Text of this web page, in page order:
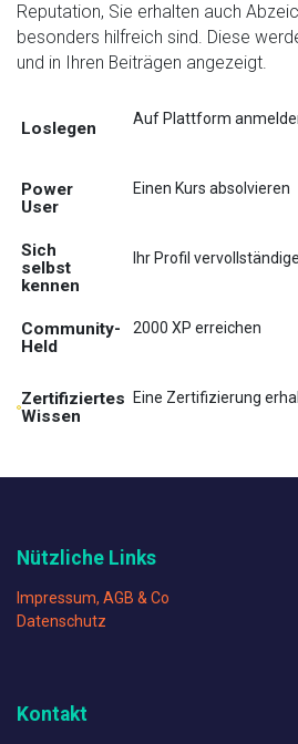
Reputation, Sie erhalten auch
besonders hilfreich sind. Diese
und in Ihren Beiträgen angezeigt.
Loslegen Auf Plattform
Power
User
Einen Kurs absolvieren
Sich
selbst
kennen
Ihr Profil
Community-
Held
2000 XP erreichen
Zertifiziertes
Wissen
Eine Zertifizierung
Nützliche Links
Impressum, AGB & Co
Datenschutz
Kontakt